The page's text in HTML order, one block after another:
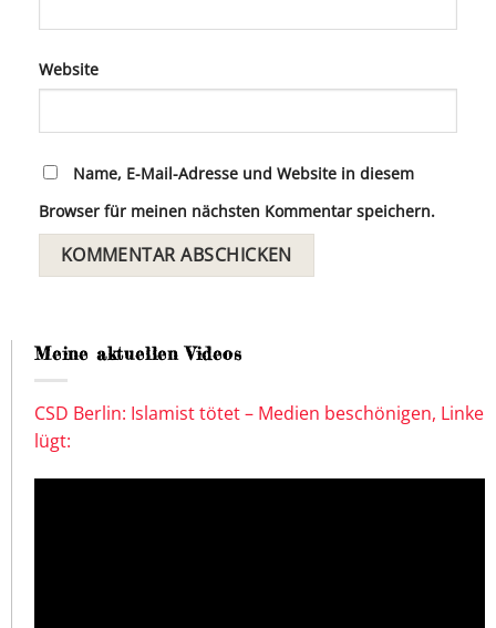
Website
Name, E-Mail-Adresse und Website in diesem
Browser für meinen nächsten Kommentar speichern.
Meine aktuellen Videos
CSD Berlin: Islamist tötet – Medien beschönigen, Linke
lügt: